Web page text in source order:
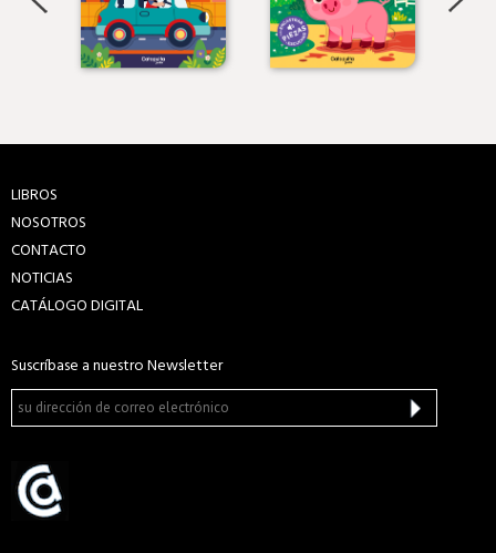
LIBROS
NOSOTROS
CONTACTO
NOTICIAS
CATÁLOGO DIGITAL
Suscríbase a nuestro Newsletter